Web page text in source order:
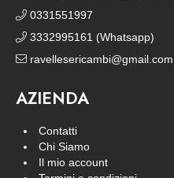
0331551997
3332995161 (Whatsapp)
ravellesericambi@gmail.com
AZIENDA
Contatti
Chi Siamo
Il mio account